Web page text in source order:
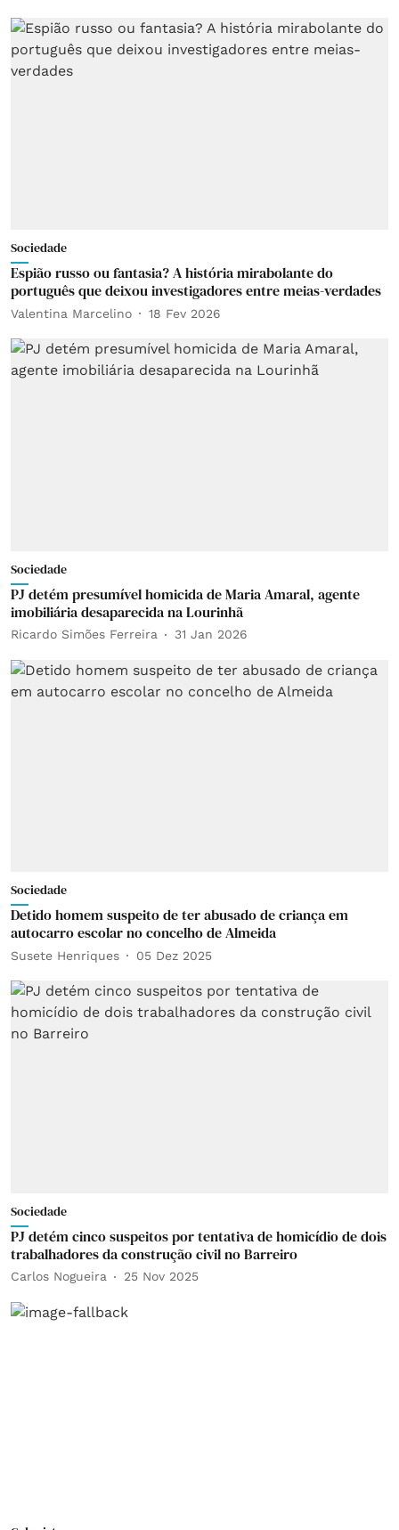
Sociedade
Espião russo ou fantasia? A história mirabolante do
português que deixou investigadores entre meias-verdades
Valentina Marcelino 18 Fev 2026
Sociedade
PJ detém presumível homicida de Maria Amaral, agente
imobiliária desaparecida na Lourinhã
Ricardo Simões Ferreira 31 Jan 2026
Sociedade
Detido homem suspeito de ter abusado de criança em
autocarro escolar no concelho de Almeida
Susete Henriques 05 Dez 2025
Sociedade
PJ detém cinco suspeitos por tentativa de homicídio de dois
trabalhadores da construção civil no Barreiro
Carlos Nogueira 25 Nov 2025